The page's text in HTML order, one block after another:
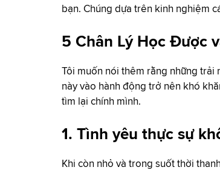
bạn. Chúng dựa trên kinh nghiệm
5 Chân Lý Học Được
Tôi muốn nói thêm rằng những
này vào hành động trở nên khó
tìm lại chính mình.
1. Tình yêu thực sự
Khi còn nhỏ và trong suốt thời